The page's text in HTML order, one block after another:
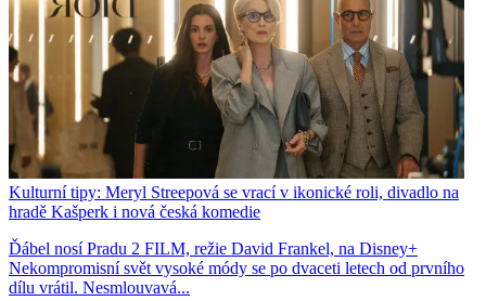
Kulturní tipy: Meryl Streepová se vrací v ikonické roli, divadlo na
hradě Kašperk i nová česká komedie
Ďábel nosí Pradu 2 FILM, režie David Frankel, na Disney+
Nekompromisní svět vysoké módy se po dvaceti letech od prvního
dílu vrátil. Nesmlouvavá...